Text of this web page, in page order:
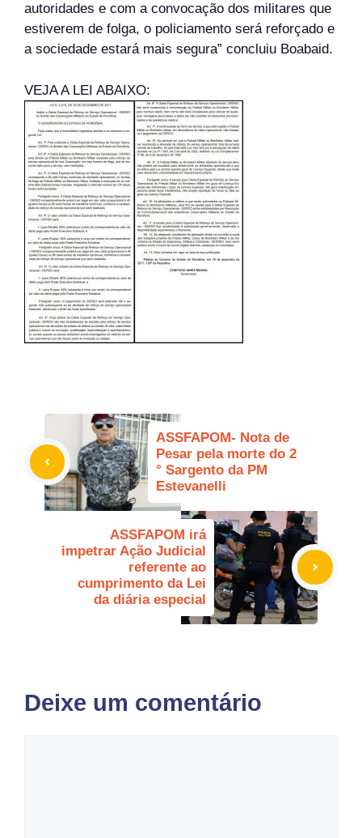
autoridades e com a convocação dos militares que
estiverem de folga, o policiamento será reforçado e
a sociedade estará mais segura” concluiu Boabaid.
VEJA A LEI ABAIXO:
ASSFAPOM- Nota de
Pesar pela morte do 2
° Sargento da PM
Estevanelli
ASSFAPOM irá
impetrar Ação Judicial
referente ao
cumprimento da Lei
da diária especial
Deixe um comentário